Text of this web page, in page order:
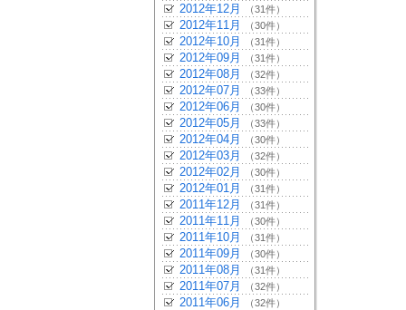
2012年12月 （31件）
2012年11月 （30件）
2012年10月 （31件）
2012年09月 （31件）
2012年08月 （32件）
2012年07月 （33件）
2012年06月 （30件）
2012年05月 （33件）
2012年04月 （30件）
2012年03月 （32件）
2012年02月 （30件）
2012年01月 （31件）
2011年12月 （31件）
2011年11月 （30件）
2011年10月 （31件）
2011年09月 （30件）
2011年08月 （31件）
2011年07月 （32件）
2011年06月 （32件）